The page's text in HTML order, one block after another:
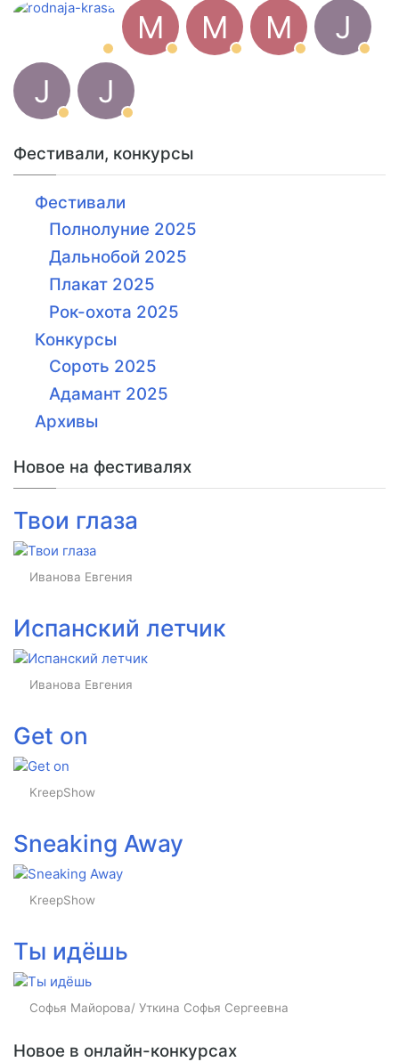
M M M
J
J
J
Фестивали, конкурсы
Фестивали
Полнолуние 2025
Дальнобой 2025
Плакат 2025
Рок-охота 2025
Конкурсы
Сороть 2025
Адамант 2025
Архивы
Новое на фестивалях
Твои глаза
Иванова Евгения
Испанский летчик
Иванова Евгения
Get on
KreepShow
Sneaking Away
KreepShow
Ты идёшь
Софья Майорова/ Уткина Софья Сергеевна
Новое в онлайн-конкурсах